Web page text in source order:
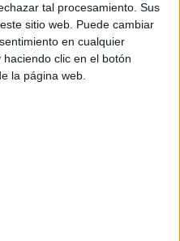
tal procesamiento. Sus
sitio web. Puede cambiar
en cualquier
clic en el botón
la página web.